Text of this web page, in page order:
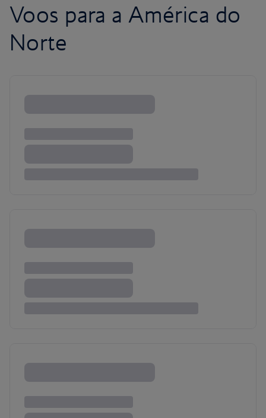
Voos para a América do
Norte